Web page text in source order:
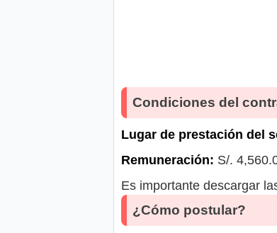
Condiciones del
Lugar de prestación del
Remuneración: S/.
Es importante descargar
¿Cómo postular?